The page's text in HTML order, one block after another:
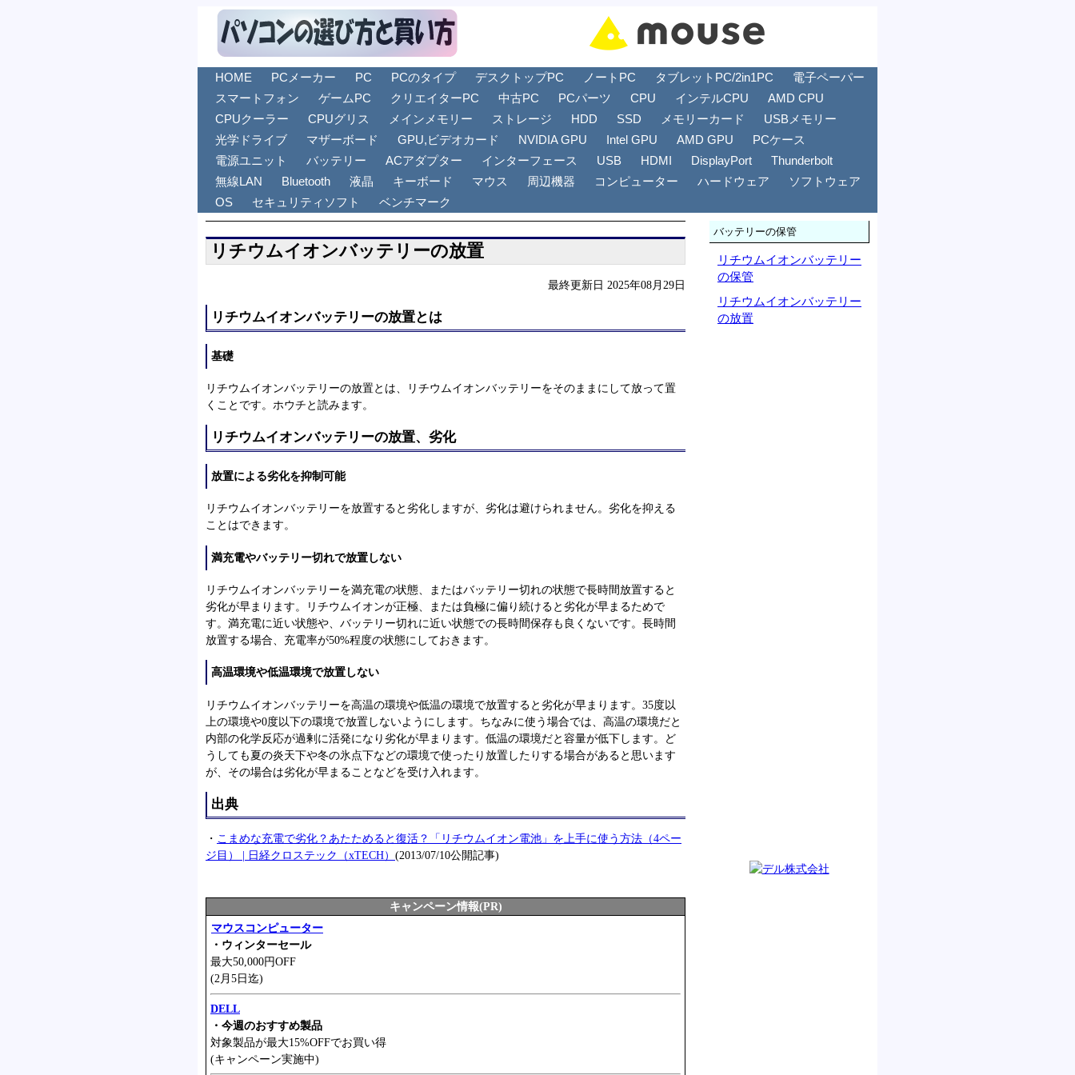
HOME PCメーカー PC PCのタイプ デスクトップPC ノートPC タブレットPC/2in1PC
電子ペーパー
スマートフォン
ゲームPC クリエイターPC 中古PC PCパーツ CPU インテルCPU
AMD CPU
CPUクーラー
CPUグリス メインメモリー ストレージ HDD SSD メモリーカード
USBメモリー
光学ドライブ
マザーボード GPU,ビデオカード NVIDIA GPU Intel GPU AMD GPU
PCケース
電源ユニット
バッテリー ACアダプター インターフェース USB HDMI DisplayPort
Thunderbolt
無線LAN
Bluetooth 液晶 キーボード マウス 周辺機器 コンピューター ハードウェア
ソフトウェア
OS
セキュリティソフト ベンチマーク
リチウムイオンバッテリーの放置
最終更新日 2025年08月29日
リチウムイオンバッテリーの放置とは
基礎
リチウムイオンバッテリーの放置とは、リチウムイオンバッテリーをそのままにして放って置
くことです。ホウチと読みます。
リチウムイオンバッテリーの放置、劣化
放置による劣化を抑制可能
リチウムイオンバッテリーを放置すると劣化しますが、劣化は避けられません。劣化を抑える
ことはできます。
満充電やバッテリー切れで放置しない
リチウムイオンバッテリーを満充電の状態、またはバッテリー切れの状態で長時間放置すると
劣化が早まります。リチウムイオンが正極、または負極に偏り続けると劣化が早まるためで
す。満充電に近い状態や、バッテリー切れに近い状態での長時間保存も良くないです。長時間
放置する場合、充電率が50%程度の状態にしておきます。
高温環境や低温環境で放置しない
リチウムイオンバッテリーを高温の環境や低温の環境で放置すると劣化が早まります。35度以
上の環境や0度以下の環境で放置しないようにします。ちなみに使う場合では、高温の環境だと
内部の化学反応が過剰に活発になり劣化が早まります。低温の環境だと容量が低下します。ど
うしても夏の炎天下や冬の氷点下などの環境で使ったり放置したりする場合があると思います
が、その場合は劣化が早まることなどを受け入れます。
出典
・ こまめな充電で劣化？あたためると復活？「リチウムイオン電池」を上手に使う方法（4ペー
ジ目） | 日経クロステック（xTECH） (2013/07/10公開記事)
キャンペーン情報(PR)
マウスコンピューター
・ウィンターセール
最大50,000円OFF
(2月5日迄)
DELL
・今週のおすすめ製品
対象製品が最大15%OFFでお買い得
(キャンペーン実施中)
バッテリーの保管
リチウムイオンバッテリー
の保管
リチウムイオンバッテリー
の放置